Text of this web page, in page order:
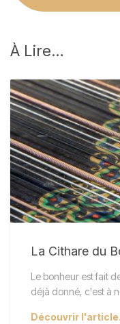
À Lire…
La Cithare du
Le bonheur est fait
déjà donné, c'est à
Découvrir